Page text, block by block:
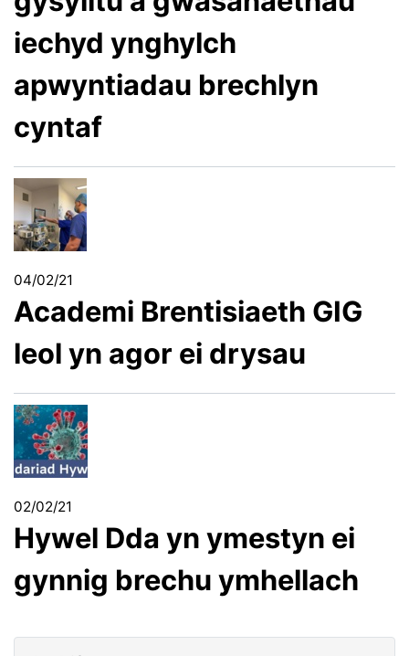
iechyd ynghylch
apwyntiadau brechlyn
cyntaf
04/02/21
Academi Brentisiaeth GIG
leol yn agor ei drysau
02/02/21
Hywel Dda yn ymestyn ei
gynnig brechu ymhellach